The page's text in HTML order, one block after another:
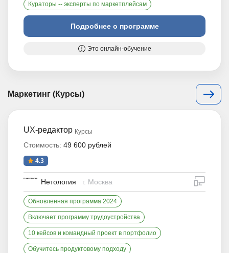
Кураторы -- эксперты по маркетплейсам
Подробнее о программе
Это онлайн-обучение
Маркетинг (Курсы)
UX-редактор Курсы
Стоимость: 49 600 рублей
4.3
Нетология г. Москва
Обновленная программа 2024
Включает программу трудоустройства
10 кейсов и командный проект в портфолио
Обучитесь продуктовому подходу